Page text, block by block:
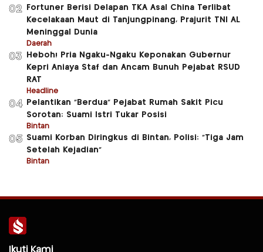
02
Fortuner Berisi Delapan TKA Asal China Terlibat
Kecelakaan Maut di Tanjungpinang, Prajurit TNI AL
Meninggal Dunia
Daerah
03
Heboh! Pria Ngaku-Ngaku Keponakan Gubernur
Kepri Aniaya Staf dan Ancam Bunuh Pejabat RSUD
RAT
Headline
04
Pelantikan “Berdua” Pejabat Rumah Sakit Picu
Sorotan: Suami Istri Tukar Posisi
Bintan
05 Suami Korban Diringkus di Bintan, Polisi: “Tiga Jam
Setelah Kejadian”
Bintan
Ikuti Kami